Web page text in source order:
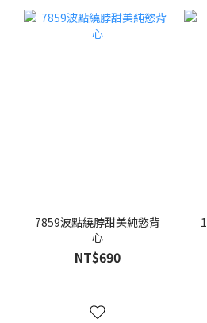
7859波點繞脖甜美純慾背
心
NT$690